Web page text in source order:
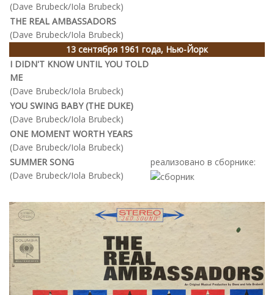
(Dave Brubeck/Iola Brubeck)
THE REAL AMBASSADORS
(Dave Brubeck/Iola Brubeck)
13 сентября 1961 года, Нью-Йорк
I DIDN'T KNOW UNTIL YOU TOLD
ME
(Dave Brubeck/Iola Brubeck)
YOU SWING BABY (THE DUKE)
(Dave Brubeck/Iola Brubeck)
ONE MOMENT WORTH YEARS
(Dave Brubeck/Iola Brubeck)
SUMMER SONG
(Dave Brubeck/Iola Brubeck)
реализовано в сборнике: